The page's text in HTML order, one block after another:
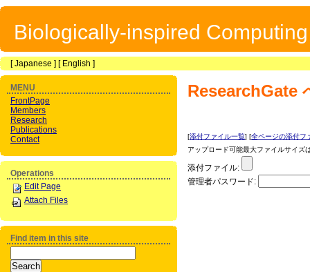
Biologically-inspired
[Japanese ] [ English ]
ResearchGate
[添付ファイル一覧] [全ページの添付フ
アップロード可能最大ファイルサイズ
添付ファイル:
管理者パスワード:
MENU
FrontPage
Members
Research
Publications
Contact
Operations
Edit Page
Attach Files
Find item in this site